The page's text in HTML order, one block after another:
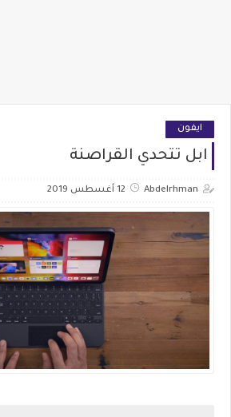
ايفون
ابل تتحدي القراصنة
Abdelrhman 12 أغسطس 2019